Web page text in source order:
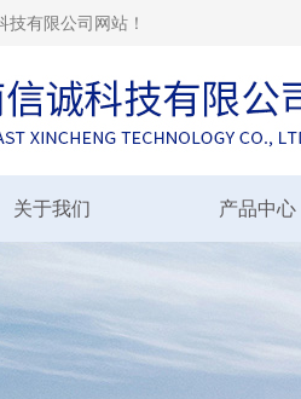
有限公司网站！
关于我们 产品中心